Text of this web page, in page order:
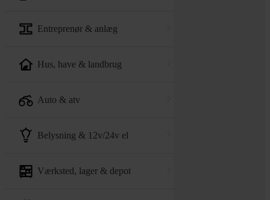
entreprenør & anlæg
hus, have & landbrug
auto & atv
belysning & 12v/24v el
værksted, lager & depot